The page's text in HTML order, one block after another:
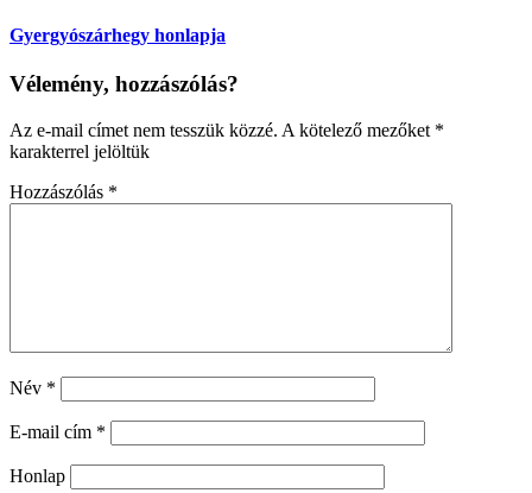
Gyergyószárhegy honlapja
Vélemény, hozzászólás?
Az e-mail címet nem tesszük közzé. A kötelező mezőket *
karakterrel jelöltük
Hozzászólás *
Név *
E-mail cím *
Honlap